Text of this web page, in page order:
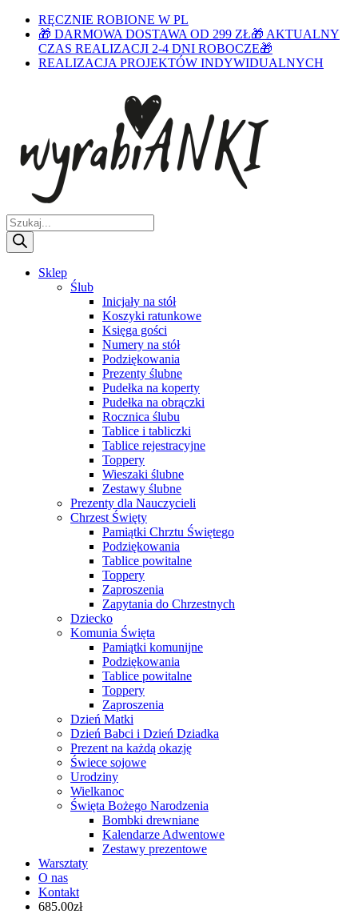
RĘCZNIE ROBIONE W PL
🎁 DARMOWA DOSTAWA OD 299 ZŁ🎁 AKTUALNY
CZAS REALIZACJI 2-4 DNI ROBOCZE🎁
REALIZACJA PROJEKTÓW INDYWIDUALNYCH
Wyszukiwarka
produktów
Sklep
Ślub
Inicjały na stół
Koszyki ratunkowe
Księga gości
Numery na stół
Podziękowania
Prezenty ślubne
Pudełka na koperty
Pudełka na obrączki
Rocznica ślubu
Tablice i tabliczki
Tablice rejestracyjne
Toppery
Wieszaki ślubne
Zestawy ślubne
Prezenty dla Nauczycieli
Chrzest Święty
Pamiątki Chrztu Świętego
Podziękowania
Tablice powitalne
Toppery
Zaproszenia
Zapytania do Chrzestnych
Dziecko
Komunia Święta
Pamiątki komunijne
Podziękowania
Tablice powitalne
Toppery
Zaproszenia
Dzień Matki
Dzień Babci i Dzień Dziadka
Prezent na każdą okazję
Świece sojowe
Urodziny
Wielkanoc
Święta Bożego Narodzenia
Bombki drewniane
Kalendarze Adwentowe
Zestawy prezentowe
Warsztaty
O nas
Kontakt
685.00zł